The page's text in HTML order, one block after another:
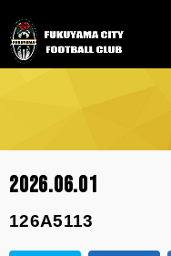
2026.06.01
126A5113